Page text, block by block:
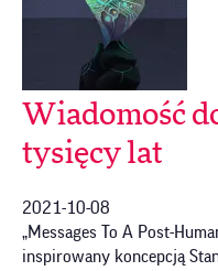
Wiadomość
tysięcy lat
2021-10-08
„Messages To A Post-
inspirowany koncepcją